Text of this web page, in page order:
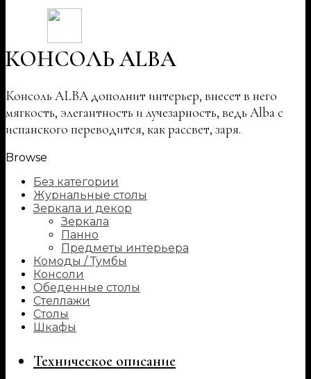
КОНСОЛЬ ALBA
Консоль ALBA дополнит интерьер, внесет в него
мягкость, элегантность и лучезарность, ведь Alba с
испанского переводится, как рассвет, заря.
Browse
Без категории
Журнальные столы
Зеркала и декор
Зеркала
Панно
Предметы интерьера
Комоды / Тумбы
Консоли
Обеденные столы
Стеллажи
Столы
Шкафы
Техническое описание